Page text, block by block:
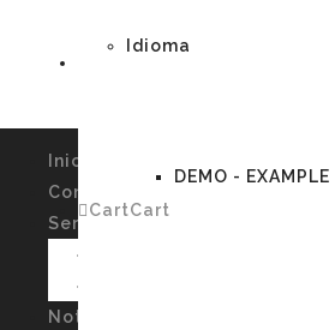
Idioma
DEMO - EXAMPLE
CartCart
Inicio
Conócenos
Servicios
Noticias